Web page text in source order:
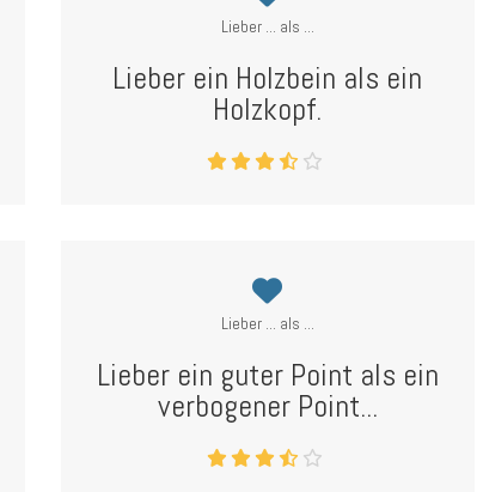
Lieber ... als ...
Lieber ein Holzbein als ein
Holzkopf.
Lieber ... als ...
Lieber ein guter Point als ein
verbogener Point...